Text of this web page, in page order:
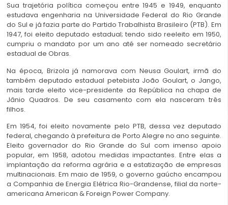
Sua trajetória política começou entre 1945 e 1949, enquanto
estudava engenharia na Universidade Federal do Rio Grande
do Sul e já fazia parte do Partido Trabalhista Brasileiro (PTB). Em
1947, foi eleito deputado estadual; tendo sido reeleito em 1950,
cumpriu o mandato por um ano até ser nomeado secretário
estadual de Obras.
Na época, Brizola já namorava com Neusa Goulart, irmã do
também deputado estadual petebista João Goulart, o Jango,
mais tarde eleito vice-presidente da República na chapa de
Jânio Quadros. De seu casamento com ela nasceram três
filhos.
Em 1954, foi eleito novamente pelo PTB, dessa vez deputado
federal, chegando à prefeitura de Porto Alegre no ano seguinte.
Eleito governador do Rio Grande do Sul com imenso apoio
popular, em 1958, adotou medidas impactantes. Entre elas a
implantação da reforma agrária e a estatização de empresas
multinacionais. Em maio de 1959, o governo gaúcho encampou
a Companhia de Energia Elétrica Rio-Grandense, filial da norte-
americana American & Foreign Power Company.